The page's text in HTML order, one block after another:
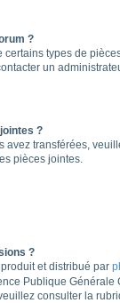
?
types de
un
?
avez transférées,
pièces jointes.
?
et distribué par
Publique Générale
consulter la